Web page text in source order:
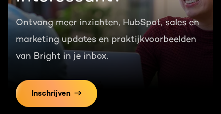
Ontvang meer inzichten, HubSpot, sales en
marketing updates en praktijkvoorbeelden
van Bright in je inbox.
Inschrijven